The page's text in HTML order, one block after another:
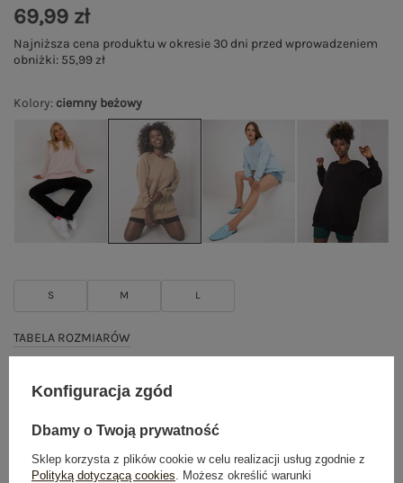
Kolory: ciemny beżowy
S M L
TABELA ROZMIARÓW
69,99 zł
Najniższa cena produktu w okresie 30 dni przed wprowadzeniem
obniżki: 55,99 zł
DODAJ DO KOSZYKA
Możesz kupić także poprzez:
Konfiguracja zgód
Dbamy o Twoją prywatność
Sklep korzysta z plików cookie w celu realizacji usług zgodnie z
Polityką dotyczącą cookies . Możesz określić warunki